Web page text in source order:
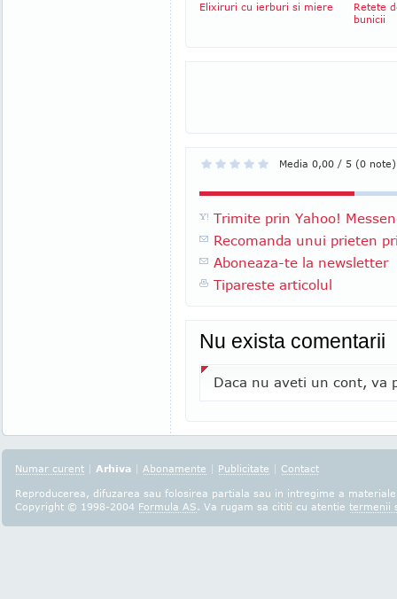
Elixiruri cu ierburi si miere
Retete
bunicii
Media 0,00 / 5 (0 note)
Trimite prin Yahoo!
Recomanda unui prieten
Aboneaza-te la newsletter
Tipareste articolul
Nu exista comentarii
Daca nu aveti un cont, va
Numar curent | Arhiva | Abonamente | Publicitate | Contact
Reproducerea, difuzarea sau folosirea partiala sau in intregime a
Copyright © 1998-2004 Formula AS. Va rugam sa cititi cu atentie termenii